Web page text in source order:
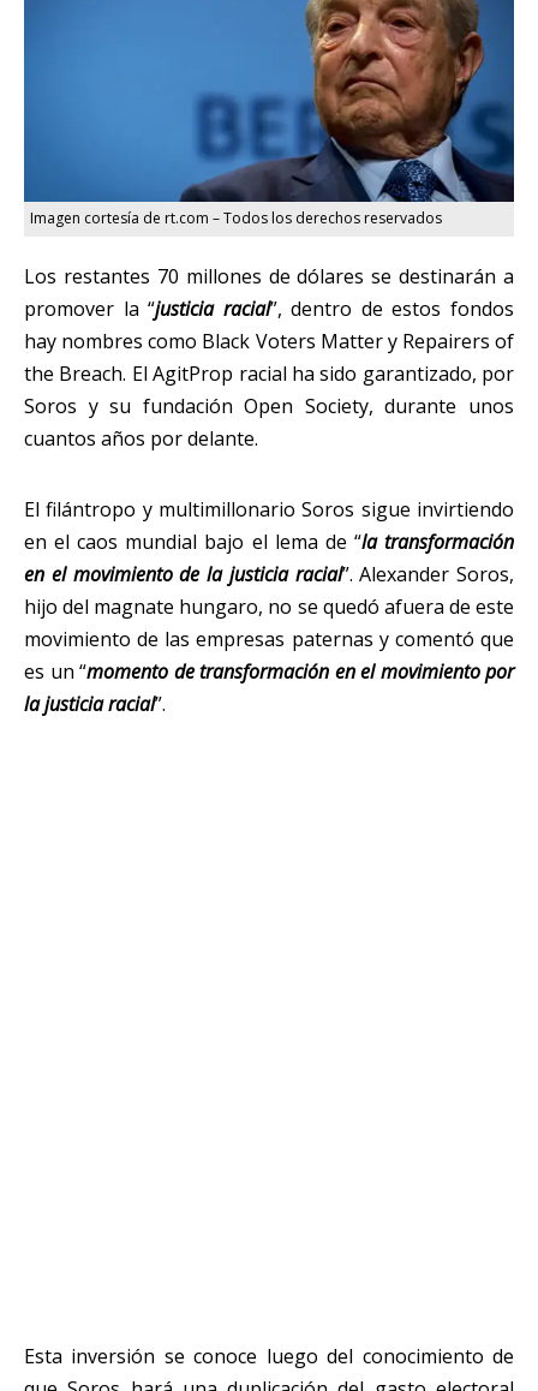
Imagen cortesía de rt.com – Todos los derechos reservados
Los restantes 70 millones de dólares se destinarán a
promover la “justicia racial”, dentro de estos fondos
hay nombres como Black Voters Matter y Repairers of
the Breach. El AgitProp racial ha sido garantizado, por
Soros y su fundación Open Society, durante unos
cuantos años por delante.
El filántropo y multimillonario Soros sigue invirtiendo
en el caos mundial bajo el lema de “la transformación
en el movimiento de la justicia racial”. Alexander Soros,
hijo del magnate hungaro, no se quedó afuera de este
movimiento de las empresas paternas y comentó que
es un “momento de transformación en el movimiento por
la justicia racial”.
Esta inversión se conoce luego del conocimiento de